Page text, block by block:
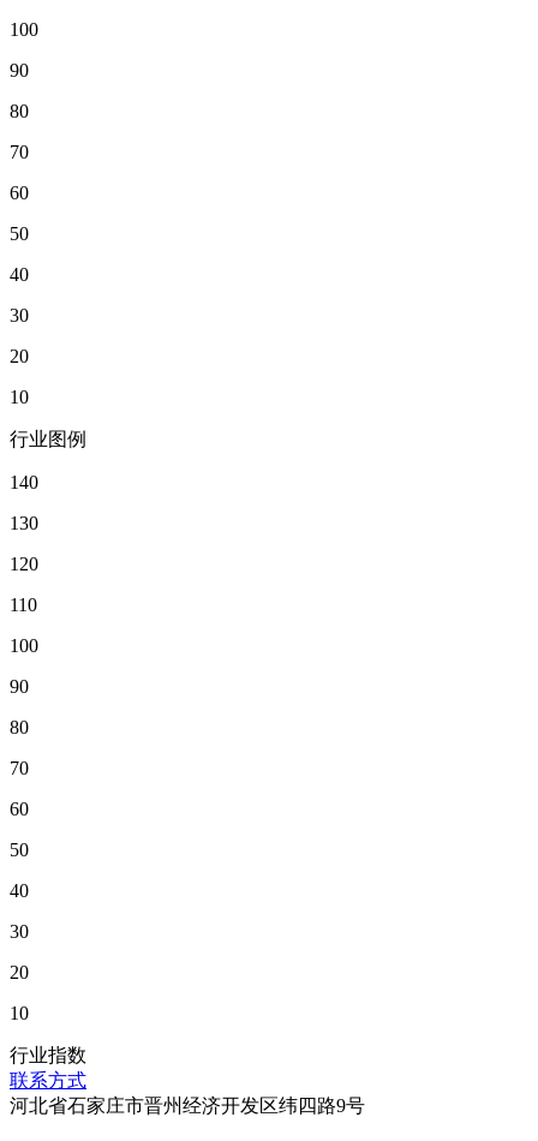
100
90
80
70
60
50
40
30
20
10
行业图例
140
130
120
110
100
90
80
70
60
50
40
30
20
10
行业指数
联系方式
河北省石家庄市晋州经济开发区纬四路9号